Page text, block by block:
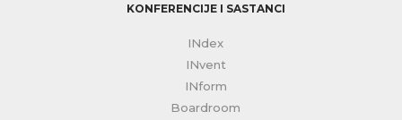
KONFERENCIJE I SASTANCI
INdex
INvent
INform
Boardroom